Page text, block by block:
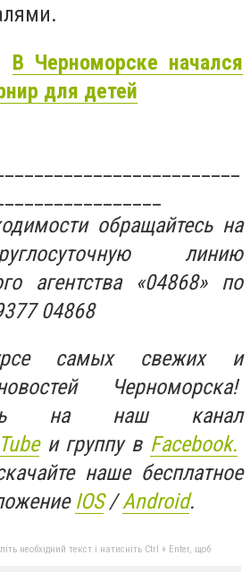
В Черноморске начался
для детей
обращайтесь на
линию
агентства «04868» по
04868
самых свежих и
Черноморска!
на наш канал
и группу в Facebook.
наше бесплатное
IOS/Android.
необхідний текст і натисніть Ctrl + Enter, щоб